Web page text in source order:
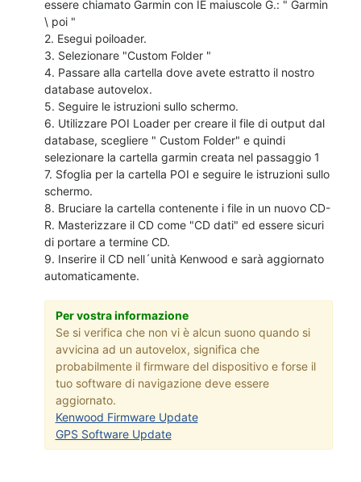
essere chiamato Garmin con IE maiuscole G.: " Garmin
\ poi "
2. Esegui poiloader.
3. Selezionare "Custom Folder "
4. Passare alla cartella dove avete estratto il nostro
database autovelox.
5. Seguire le istruzioni sullo schermo.
6. Utilizzare POI Loader per creare il file di output dal
database, scegliere " Custom Folder" e quindi
selezionare la cartella garmin creata nel passaggio 1
7. Sfoglia per la cartella POI e seguire le istruzioni sullo
schermo.
8. Bruciare la cartella contenente i file in un nuovo CD-
R. Masterizzare il CD come "CD dati" ed essere sicuri
di portare a termine CD.
9. Inserire il CD nell´unità Kenwood e sarà aggiornato
automaticamente.
Per vostra informazione
Se si verifica che non vi è alcun suono quando si
avvicina ad un autovelox, significa che
probabilmente il firmware del dispositivo e forse il
tuo software di navigazione deve essere
aggiornato.
Kenwood Firmware Update
GPS Software Update